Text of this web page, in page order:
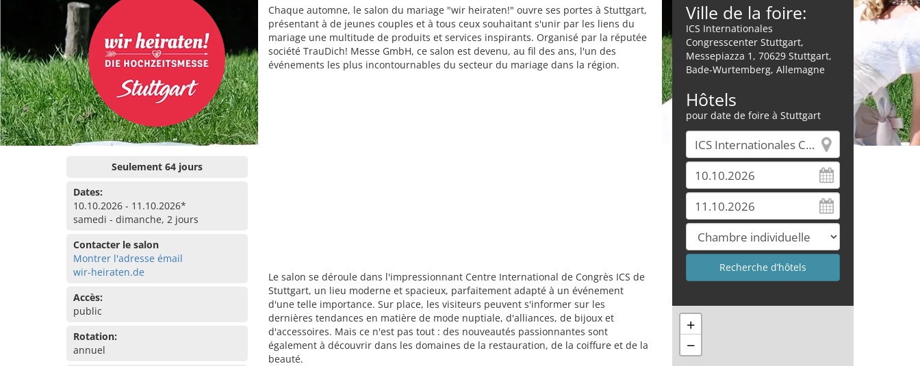
Seulement 64 jours
Dates:
10.10.2026 - 11.10.2026*
samedi - dimanche, 2 jours
Contacter le salon
Montrer l'adresse émail
wir-heiraten.de
Accès:
public
Rotation:
annuel
Chaque automne, le salon du mariage "wir heiraten!" ouvre ses portes à Stuttgart,
présentant à de jeunes couples et à tous ceux souhaitant s'unir par les liens du
mariage une multitude de produits et services inspirants. Organisé par la réputée
société TrauDich! Messe GmbH, ce salon est devenu, au fil des ans, l'un des
événements les plus incontournables du secteur du mariage dans la région.
Le salon se déroule dans l'impressionnant Centre International de Congrès ICS de
Stuttgart, un lieu moderne et spacieux, parfaitement adapté à un événement
d'une telle importance. Sur place, les visiteurs peuvent s'informer sur les
dernières tendances en matière de mode nuptiale, d'alliances, de bijoux et
d'accessoires. Mais ce n'est pas tout : des nouveautés passionnantes sont
également à découvrir dans les domaines de la restauration, de la coiffure et de la
beauté.
Ville de la foire:
ICS Internationales
Congresscenter Stuttgart,
Messepiazza 1, 70629 Stuttgart,
Bade-Wurtemberg, Allemagne
Hôtels
pour date de foire à Stuttgart
+
−